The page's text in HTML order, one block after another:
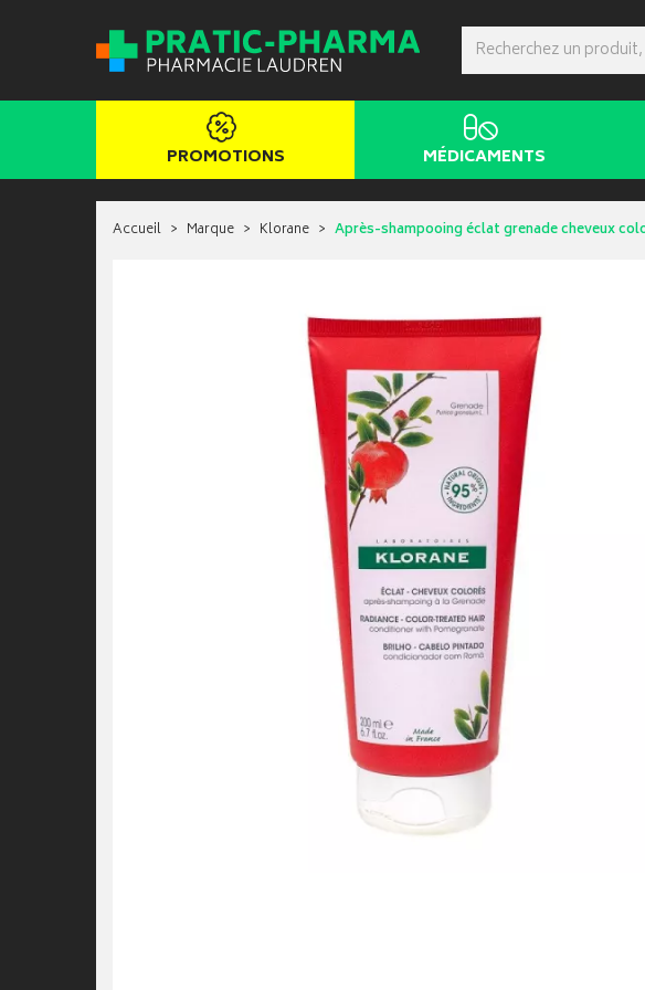
PROMOTIONS MÉDICAMENTS
Accueil Marque Klorane Après-shampooing éclat grenade cheveux